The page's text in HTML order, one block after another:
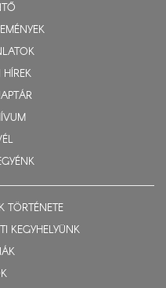
HÍREK
TÖRTÉNETE
KEGYHELYÜNK